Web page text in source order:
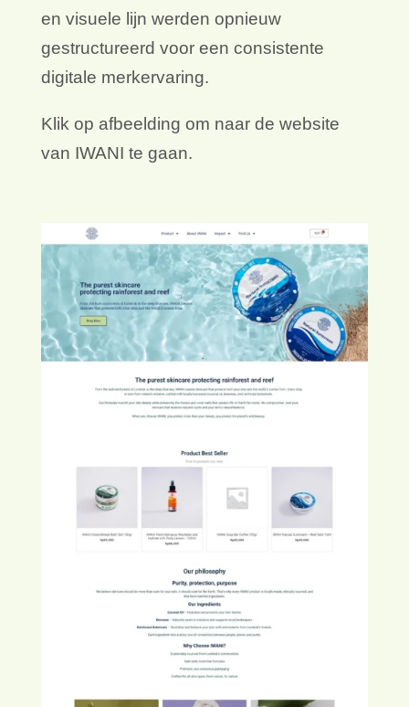
en visuele lijn werden opnieuw
gestructureerd voor een consistente
digitale merkervaring.
Klik op afbeelding om naar de website
van IWANI te gaan.